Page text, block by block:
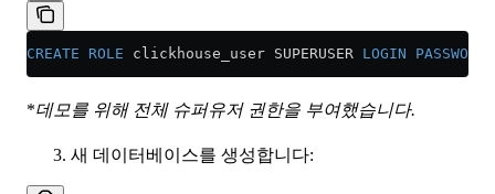
CREATE ROLE clickhouse_user SUPERUSER LOGIN PASSWORD
*데모를 위해 전체 슈퍼유저 권한을 부여했습니다.
새 데이터베이스를 생성합니다: